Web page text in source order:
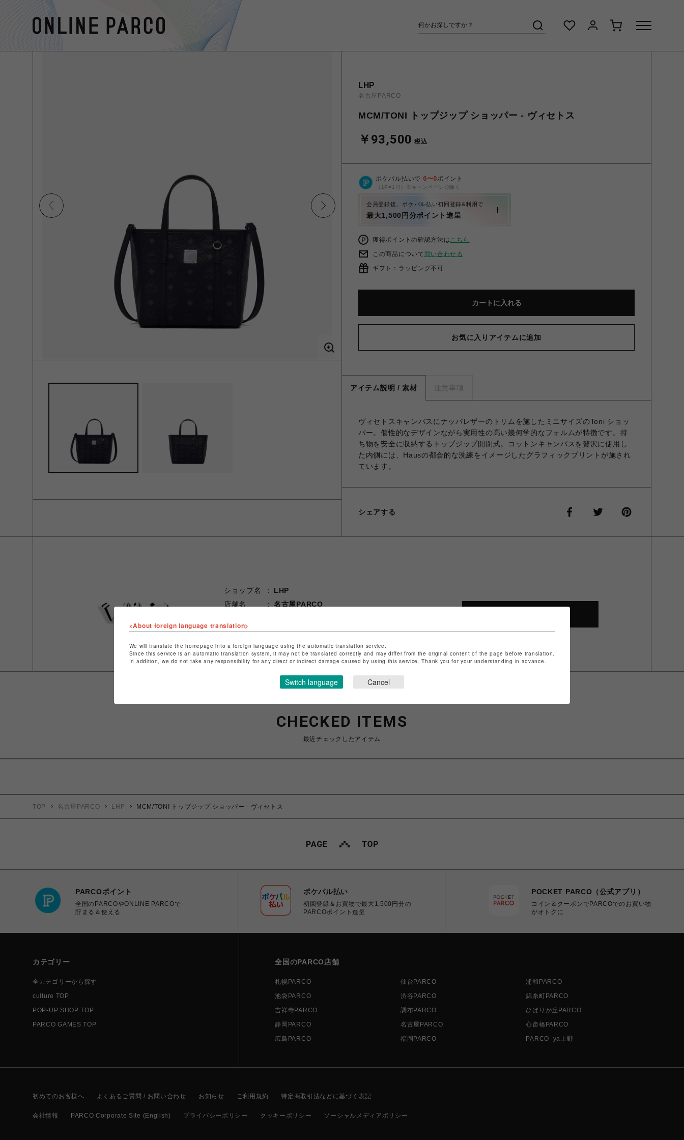
LHP
名古屋PARCO
MCM/TONI トップジップ ショッパー - ヴィセトス
￥93,500 税込
ポケパル払いで 0〜0ポイント
（1P=1円）※キャンペーン分除く
会員登録後、ポケパル払い初回登録&利用で
最大1,500円分ポイント進呈
獲得ポイントの確認方法はこちら
この商品について 問い合わせる
ギフト：ラッピング不可
カートに入れる
お気に入りアイテムに追加
アイテム説明 / 素材 注意事項
ヴィセトスキャンバスにナッパレザーのトリムを施したミニサイズのToni ショッ
パー。個性的なデザインながら実用性の高い幾何学的なフォルムが特徴です。持
ち物を安全に収納するトップジップ開閉式。コットンキャンバスを贅沢に使用し
た内側には、Hausの都会的な洗練をイメージしたグラフィックプリントが施され
ています。
シェアする
ショップ名
LHP
店舗名
名古屋PARCO
特定商取引法など法令に基づく表記は
CHECKED ITEMS
最近チェックしたアイテム
TOP 名古屋PARCO LHP MCM/TONI トップジップ ショッパー - ヴィセトス
PARCOポイント
全国のPARCOやONLINE PARCOで
貯まる＆使える
ポケパル払い
初回登録＆お買物で最大1,500円分の
PARCOポイント進呈
POCKET PARCO（公式アプリ）
コイン＆クーポンでPARCOでのお買い物
がオトクに
カテゴリー
全カテゴリーから探す
culture TOP
POP-UP SHOP TOP
PARCO GAMES TOP
全国のPARCO店舗
札幌PARCO 仙台PARCO
浦和PARCO
池袋PARCO
渋谷PARCO
錦糸町PARCO
吉祥寺PARCO
調布PARCO
ひばりが丘PARCO
静岡PARCO
名古屋PARCO
心斎橋PARCO
広島PARCO
福岡PARCO PARCO_ya上野
初めてのお客様へ よくあるご質問 / お問い合わせ お知らせ ご利用規約 特定商取引法などに基づく表記
会社情報 PARCO Corporate Site (English) プライバシーポリシー クッキーポリシー ソーシャルメディアポリシー
<About foreign language translation>
We will translate the homepage into a foreign language using the automatic translation service.
Since this service is an automatic translation system, it may not be translated correctly and may differ from the original content of the page before translation.
In addition, we do not take any responsibility for any direct or indirect damage caused by using this service. Thank you for your understanding in advance.
Switch language Cancel